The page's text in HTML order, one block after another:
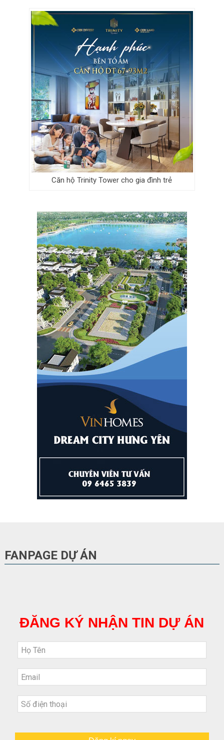
Căn hộ Trinity Tower cho gia đình trẻ
FANPAGE DỰ ÁN
ĐĂNG KÝ NHẬN TIN DỰ ÁN